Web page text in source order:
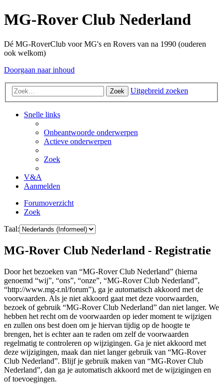
MG-Rover Club Nederland
Dé MG-RoverClub voor MG's en Rovers van na 1990 (ouderen
ook welkom)
Doorgaan naar inhoud
Zoek Uitgebreid zoeken
Snelle links
Onbeantwoorde onderwerpen
Actieve onderwerpen
Zoek
V&A
Aanmelden
Forumoverzicht
Zoek
Taal:
MG-Rover Club Nederland - Registratie
Door het bezoeken van “MG-Rover Club Nederland” (hierna
genoemd “wij”, “ons”, “onze”, “MG-Rover Club Nederland”,
“http://www.mg-r.nl/forum”), ga je automatisch akkoord met de
voorwaarden. Als je niet akkoord gaat met deze voorwaarden,
bezoek of gebruik “MG-Rover Club Nederland” dan niet langer. We
hebben het recht om de voorwaarden op ieder moment te wijzigen
en zullen ons best doen om je hiervan tijdig op de hoogte te
brengen, het is echter aan te raden om zelf de voorwaarden
regelmatig te controleren op wijzigingen. Ga je niet akkoord met
deze wijzigingen, maak dan niet langer gebruik van “MG-Rover
Club Nederland”. Blijf je gebruik maken van “MG-Rover Club
Nederland”, dan ga je automatisch akkoord met de wijzigingen en
of toevoegingen.